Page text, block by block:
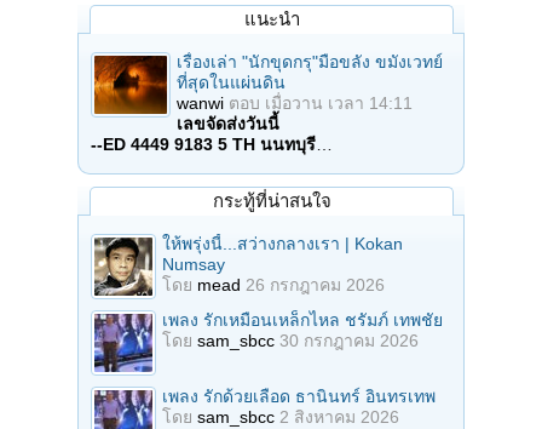
แนะนำ
เรื่องเล่า "นักขุดกรุ"มือขลัง ขมังเวทย์
ที่สุดในแผ่นดิน
wanwi ตอบ เมื่อวาน เวลา 14:11
เลขจัดส่งวันนี้
--ED 4449 9183 5 TH นนทบุรี…
กระทู้ที่น่าสนใจ
ให้พรุ่งนี้...สว่างกลางเรา | Kokan
Numsay
โดย mead 26 กรกฎาคม 2026
เพลง รักเหมือนเหล็กไหล ชรัมภ์ เทพชัย
โดย sam_sbcc 30 กรกฎาคม 2026
เพลง รักด้วยเลือด ธานินทร์ อินทรเทพ
โดย sam_sbcc 2 สิงหาคม 2026